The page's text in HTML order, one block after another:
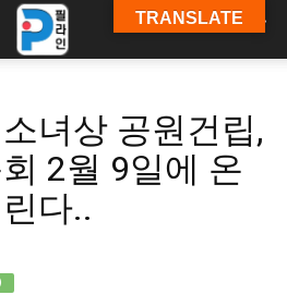
녀상 공원건립,
2월 9일에 온
다..
TRANSLATE